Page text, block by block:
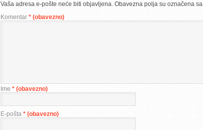
Vaša adresa e-pošte neće biti objavljena. Obavezna polja su označena sa
Komentar * (obavezno)
Ime * (obavezno)
E-pošta * (obavezno)